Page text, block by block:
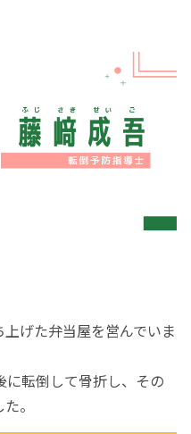
げた弁当屋を営んでいま
に転倒して骨折し、その
。